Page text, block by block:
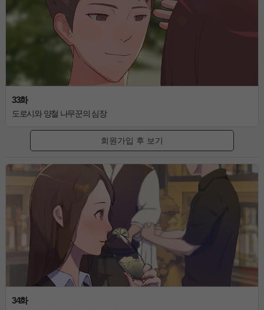
33화
도로시와 양철 나무꾼의 심장
회원가입 후 보기
34화